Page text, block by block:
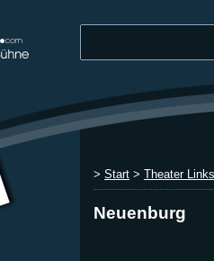
> Start > Theater Links
Neuenburg